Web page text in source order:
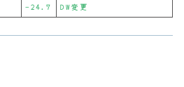
-24.7 DW変更